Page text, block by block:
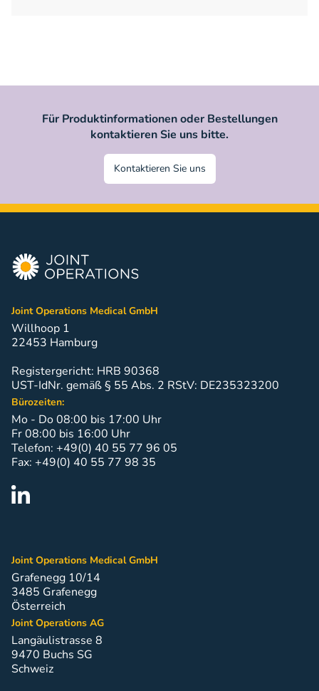
Für Produktinformationen oder Bestellungen
kontaktieren Sie uns bitte.
Kontaktieren Sie uns
Joint Operations Medical GmbH
Willhoop 1
22453 Hamburg
Registergericht: HRB 90368
UST-IdNr. gemäß § 55 Abs. 2 RStV: DE235323200
Bürozeiten:
Mo - Do 08:00 bis 17:00 Uhr
Fr 08:00 bis 16:00 Uhr
Telefon: +49(0) 40 55 77 96 05
Fax: +49(0) 40 55 77 98 35
Joint Operations Medical GmbH
Grafenegg 10/14
3485 Grafenegg
Österreich
Joint Operations AG
Langäulistrasse 8
9470 Buchs SG
Schweiz